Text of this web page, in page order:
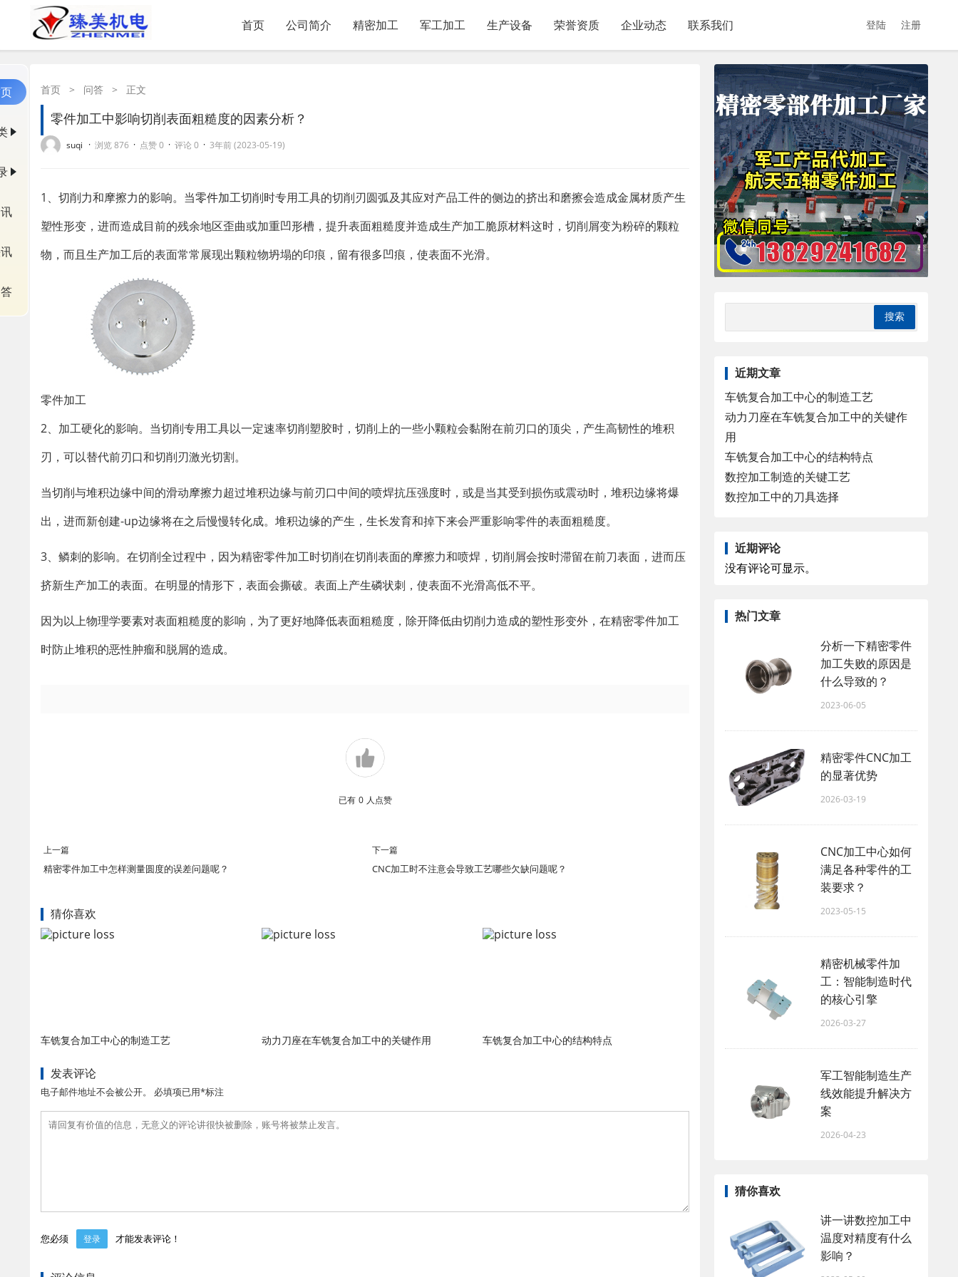
首页 公司简介 精密加工 军工加工 生产设备 荣誉资质 企业动态 联系我们 登陆 注册
首页 > 问答 > 正文
零件加工中影响切削表面粗糙度的因素分析？
suqi · 浏览 876 · 点赞 0 · 评论 0 · 3年前 (2023-05-19)
​1、切削力和摩擦力的影响。当零件加工切削时专用工具的切削刃圆弧及其应对产品工件的侧边的挤出和磨擦会造成金属材质产生
塑性形变，进而造成目前的残余地区歪曲或加重凹形槽，提升表面粗糙度并造成生产加工脆原材料这时，切削屑变为粉碎的颗粒
物，而且生产加工后的表面常常展现出颗粒物坍塌的印痕，留有很多凹痕，使表面不光滑。
零件加工​​
2、加工硬化的影响。当切削专用工具以一定速率切削塑胶时，切削上的一些小颗粒会黏附在前刃口的顶尖，产生高韧性的堆积
刃，可以替代前刃口和切削刃激光切割。
当切削与堆积边缘中间的滑动摩擦力超过堆积边缘与前刃口中间的喷焊抗压强度时，或是当其受到损伤或震动时，堆积边缘将爆
出，进而新创建-up边缘将在之后慢慢转化成。堆积边缘的产生，生长发育和掉下来会严重影响零件的表面粗糙度。
3、鳞刺的影响。在切削全过程中，因为精密零件加工时切削在切削表面的摩擦力和喷焊，切削屑会按时滞留在前刀表面，进而压
挤新生产加工的表面。在明显的情形下，表面会撕破。表面上产生磷状刺，使表面不光滑高低不平。
因为以上物理学要素对表面粗糙度的影响，为了更好地降低表面粗糙度，除开降低由切削力造成的塑性形变外，在精密零件加工
时防止堆积的恶性肿瘤和脱屑的造成。
已有 0 人点赞
上一篇
精密零件加工中怎样测量圆度的误差问题呢？
下一篇
CNC加工时不注意会导致工艺哪些欠缺问题呢？
猜你喜欢
车铣复合加工中心的制造工艺 动力刀座在车铣复合加工中的关键作用 车铣复合加工中心的结构特点
发表评论
电子邮件地址不会被公开。 必填项已用*标注
您必须 登录 才能发表评论！
近期文章
车铣复合加工中心的制造工艺
动力刀座在车铣复合加工中的关键作
用
车铣复合加工中心的结构特点
数控加工制造的关键工艺
数控加工中的刀具选择
近期评论
没有评论可显示。
热门文章
分析一下精密零件
加工失败的原因是
什么导致的？
2023-06-05
精密零件CNC加工
的显著优势
2026-03-19
CNC加工中心如何
满足各种零件的工
装要求？
2023-05-15
精密机械零件加
工：智能制造时代
的核心引擎
2026-03-27
军工智能制造生产
线效能提升解决方
案
2026-04-23
猜你喜欢
讲一讲数控加工中
温度对精度有什么
影响？